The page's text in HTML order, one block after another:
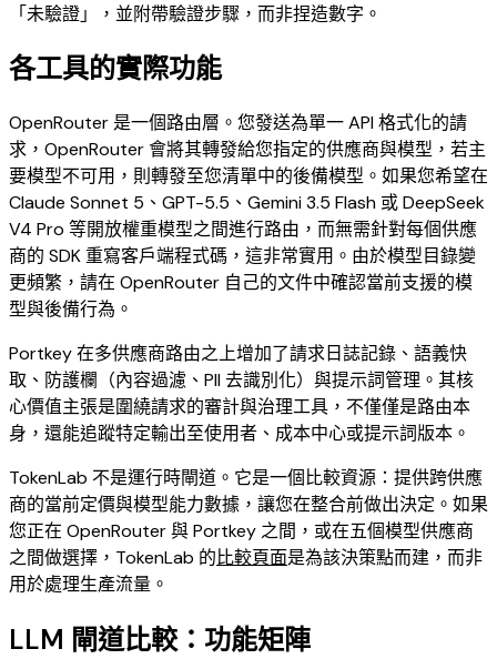
「未驗證」，並附帶驗證步驟，而非捏造數字。
各工具的實際功能
OpenRouter 是一個路由層。您發送為單一 API 格式化的請
求，OpenRouter 會將其轉發給您指定的供應商與模型，若主
要模型不可用，則轉發至您清單中的後備模型。如果您希望在
Claude Sonnet 5、GPT-5.5、Gemini 3.5 Flash 或 DeepSeek
V4 Pro 等開放權重模型之間進行路由，而無需針對每個供應
商的 SDK 重寫客戶端程式碼，這非常實用。由於模型目錄變
更頻繁，請在 OpenRouter 自己的文件中確認當前支援的模
型與後備行為。
Portkey 在多供應商路由之上增加了請求日誌記錄、語義快
取、防護欄（內容過濾、PII 去識別化）與提示詞管理。其核
心價值主張是圍繞請求的審計與治理工具，不僅僅是路由本
身，還能追蹤特定輸出至使用者、成本中心或提示詞版本。
TokenLab 不是運行時閘道。它是一個比較資源：提供跨供應
商的當前定價與模型能力數據，讓您在整合前做出決定。如果
您正在 OpenRouter 與 Portkey 之間，或在五個模型供應商
之間做選擇，TokenLab 的比較頁面是為該決策點而建，而非
用於處理生產流量。
LLM 閘道比較：功能矩陣